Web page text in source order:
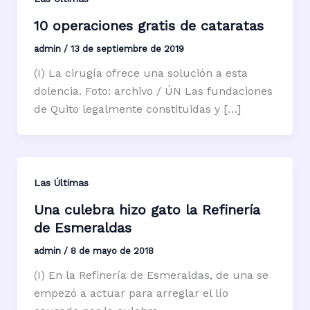
10 operaciones gratis de cataratas
admin / 13 de septiembre de 2019
(I) La cirugía ofrece una solución a esta
dolencia. Foto: archivo / ÚN Las fundaciones
de Quito legalmente constituidas y […]
Las Últimas
Una culebra hizo gato la Refinería
de Esmeraldas
admin / 8 de mayo de 2018
(I) En la Refinería de Esmeraldas, de una se
empezó a actuar para arreglar el lío